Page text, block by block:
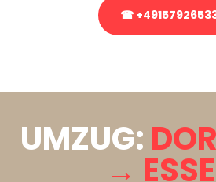
☎
UMZUG:
→